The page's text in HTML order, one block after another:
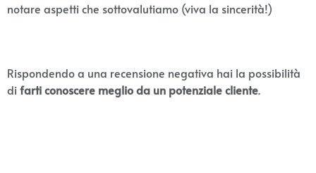
notare aspetti che sottovalutiamo (viva la sincerità!)
Rispondendo a una recensione negativa hai la possibilità
difarti conoscere meglio da un potenziale cliente.